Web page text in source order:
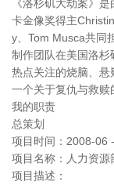
《洛杉矶大劫案》
卡金像奖得主
y、Tom Musca共同
制作团队在美国洛
热点关注的烧脑、
一个关于复仇与救赎
我的职责
总策划
项目时间：2008-06
项目名称：人力资源
项目描述：